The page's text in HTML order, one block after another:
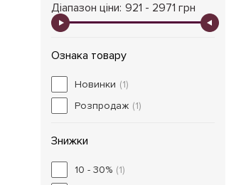
Діапазон ціни: 921 - 2971 грн
Ознака товару
Новинки (1)
Розпродаж (1)
Знижки
10 - 30% (1)